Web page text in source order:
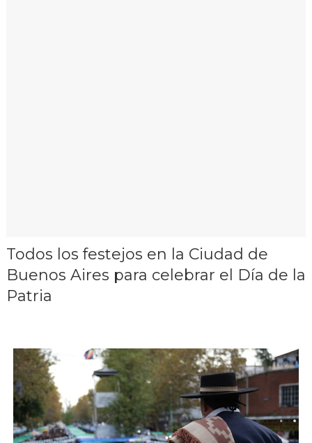
Todos los festejos en la Ciudad de
Buenos Aires para celebrar el Día de la
Patria